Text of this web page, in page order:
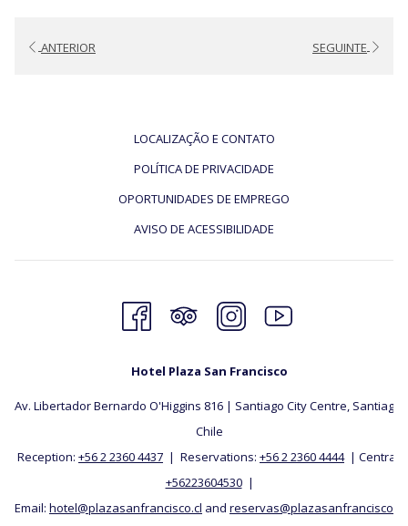
ANTERIOR SEGUINTE
LOCALIZAÇÃO E CONTATO
POLÍTICA DE PRIVACIDADE
OPORTUNIDADES DE EMPREGO
AVISO DE ACESSIBILIDADE
Hotel Plaza San Francisco
Av. Libertador Bernardo O'Higgins 816 | Santiago City Centre, Santiago,
​Chile
Reception: +56 2 2360 4437 | Reservations: +56 2 2360 4444| Central:
+56223604530|
Email: hotel@plazasanfrancisco.cl and reservas@plazasanfrancisco.cl